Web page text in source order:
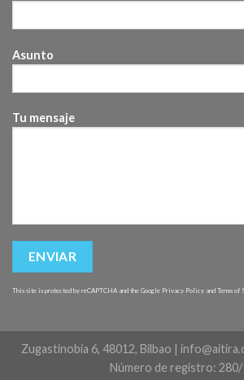
Asunto
Tu mensaje
This site is protected by reCAPTCHA and the Google Privacy Policy and Terms of
Zugastinobia 6, 48012, Bilbao |
Número de registro: 280/